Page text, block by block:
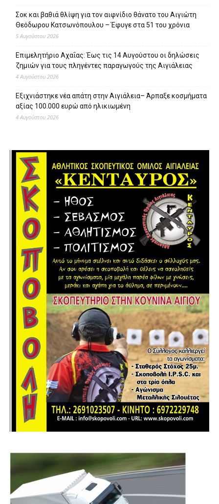
Σοκ και βαθιά θλίψη για τον αιφνίδιο θάνατο του Αιγιώτη
Θεόδωρου Κατσωνόπουλου – Έφυγε στα 51 του χρόνια
5 Αυγούστου 2026
Επιμελητήριο Αχαΐας: Έως τις 14 Αυγούστου οι δηλώσεις
ζημιών για τους πληγέντες παραγωγούς της Αιγιάλειας
4 Αυγούστου 2026
Εξιχνιάστηκε νέα απάτη στην Αιγιάλεια– Άρπαξε κοσμήματα
αξίας 100.000 ευρώ από ηλικιωμένη
4 Αυγούστου 2026